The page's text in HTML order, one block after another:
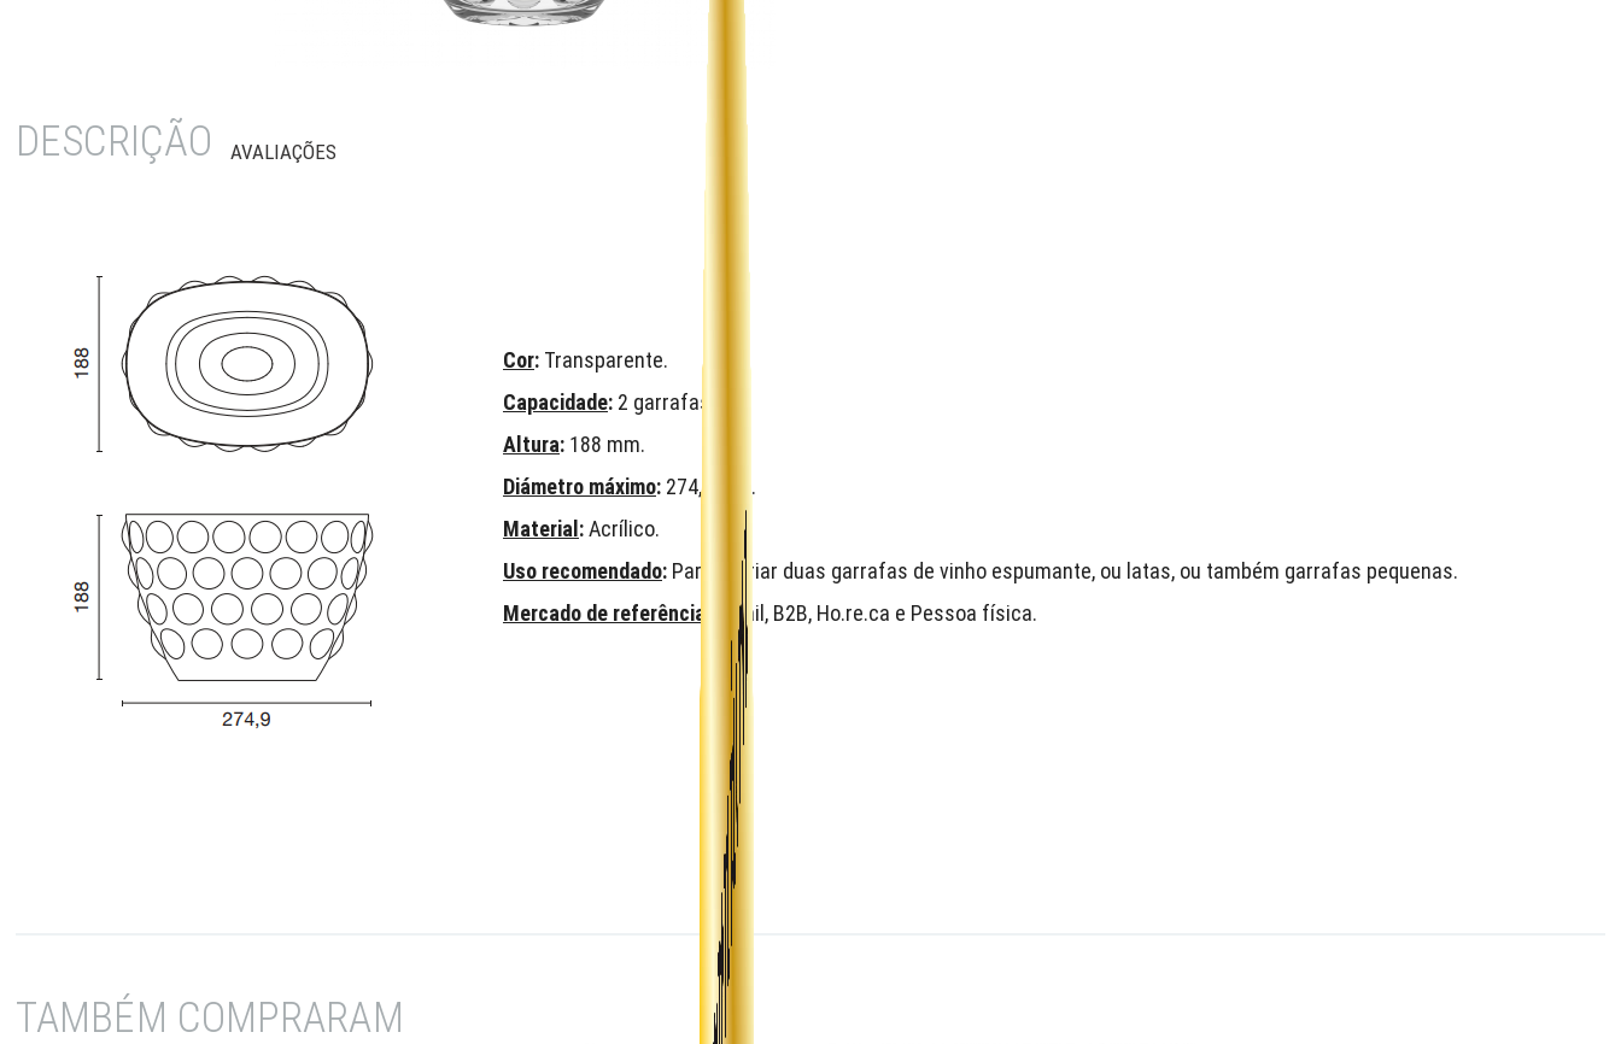
DESCRIÇÃO AVALIAÇÕES
Cor: Transparente.
Capacidade: 2 garrafas.
Altura: 188 mm.
Diámetro máximo: 274,9 mm.
Material :Acrílico.
Uso recomendado: Para esfriar duas garrafas de vinho espumante, ou latas, ou também garrafas pequenas.
Mercado de referência
Retail, B2B, Ho.re.ca e Pessoa física.
TAMBÉM COMPRARAM